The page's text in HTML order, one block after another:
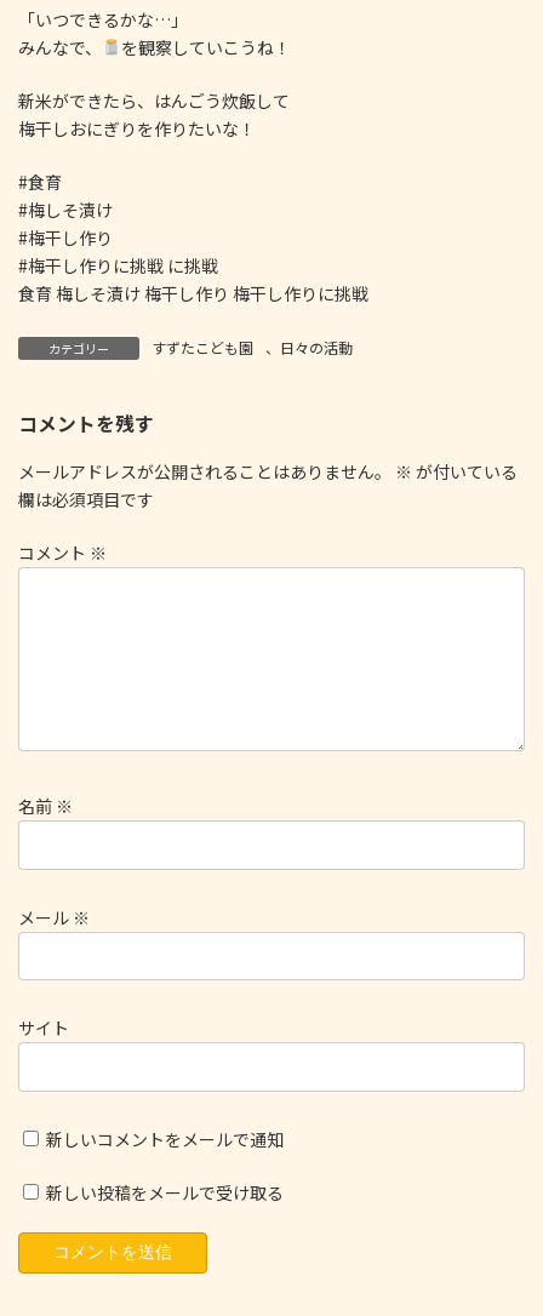
「いつできるかな…」
みんなで、
を観察していこうね！
新米ができたら、はんごう炊飯して
梅干しおにぎりを作りたいな！
#食育
#梅しそ漬け
#梅干し作り
#梅干し作りに挑戦 に挑戦
食育 梅しそ漬け 梅干し作り 梅干し作りに挑戦
カテゴリー すずたこども園 、 日々の活動
コメントを残す
メールアドレスが公開されることはありません。 ※ が付いている
欄は必須項目です
コメント ※
名前 ※
メール ※
サイト
新しいコメントをメールで通知
新しい投稿をメールで受け取る